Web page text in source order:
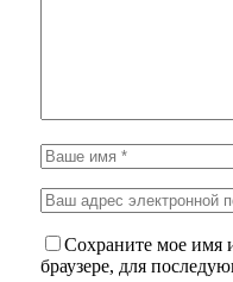
Сохраните мое имя
браузере, для